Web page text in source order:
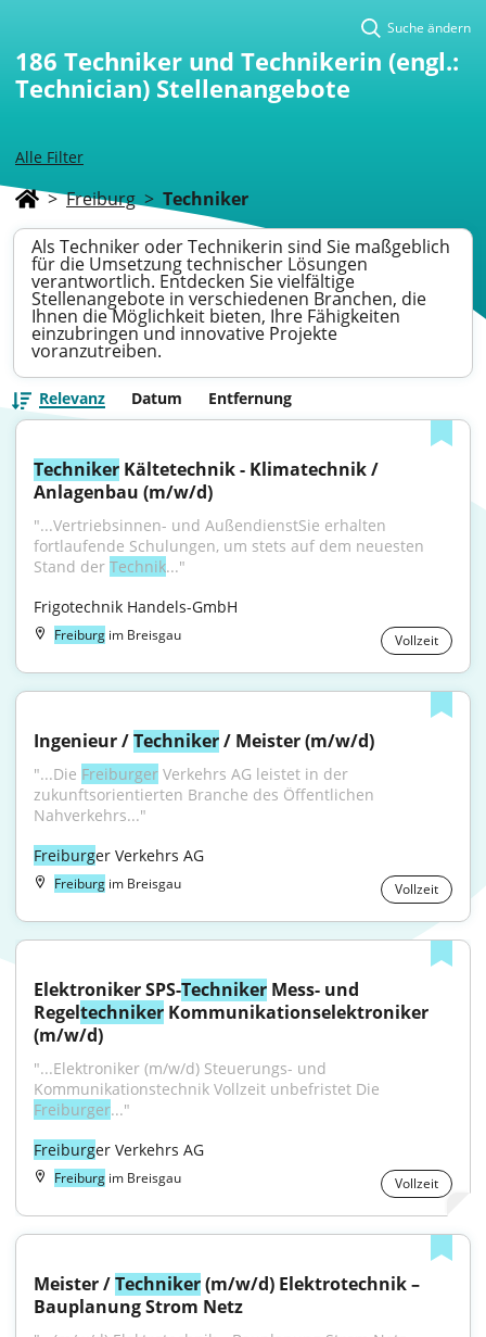
Alle Filter
Suche ändern
186 Techniker und Technikerin (engl.:
Technician) Stellenangebote
> Freiburg > Techniker
Als Techniker oder Technikerin sind Sie maßgeblich
für die Umsetzung technischer Lösungen
verantwortlich. Entdecken Sie vielfältige
Stellenangebote in verschiedenen Branchen, die
Ihnen die Möglichkeit bieten, Ihre Fähigkeiten
einzubringen und innovative Projekte
voranzutreiben.
Relevanz Datum Entfernung
Techniker Kältetechnik - Klimatechnik /
Anlagenbau (m/w/d)
"...Vertriebsinnen- und AußendienstSie erhalten
fortlaufende Schulungen, um stets auf dem neuesten
Stand der Technik..."
Frigotechnik Handels-GmbH
Freiburg im Breisgau Vollzeit
Ingenieur / Techniker / Meister (m/w/d)
"...Die Freiburger Verkehrs AG leistet in der
zukunftsorientierten Branche des Öffentlichen
Nahverkehrs..."
Freiburger Verkehrs AG
Freiburg im Breisgau Vollzeit
Elektroniker SPS-Techniker Mess- und
Regeltechniker Kommunikationselektroniker
(m/w/d)
"...Elektroniker (m/w/d) Steuerungs- und
Freiburger..."
Freiburger Verkehrs AG
Freiburg im Breisgau Vollzeit
Meister / Techniker (m/w/d) Elektrotechnik –
Bauplanung Strom Netz